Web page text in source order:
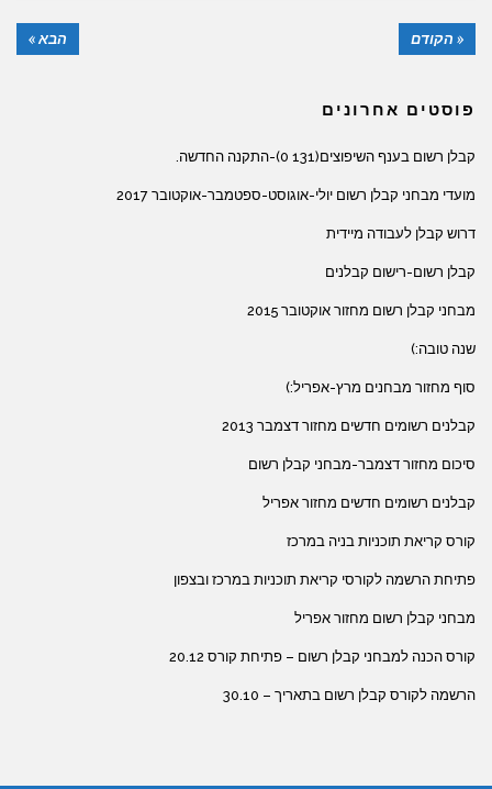
« הקודם הבא »
פוסטים אחרונים
קבלן רשום בענף השיפוצים(131 0)-התקנה החדשה.
מועדי מבחני קבלן רשום יולי-אוגוסט-ספטמבר-אוקטובר 2017
דרוש קבלן לעבודה מיידית
קבלן רשום-רישום קבלנים
מבחני קבלן רשום מחזור אוקטובר 2015
שנה טובה:)
סוף מחזור מבחנים מרץ-אפריל:)
קבלנים רשומים חדשים מחזור דצמבר 2013
סיכום מחזור דצמבר-מבחני קבלן רשום
קבלנים רשומים חדשים מחזור אפריל
קורס קריאת תוכניות בניה במרכז
פתיחת הרשמה לקורסי קריאת תוכניות במרכז ובצפון
מבחני קבלן רשום מחזור אפריל
קורס הכנה למבחני קבלן רשום – פתיחת קורס 20.12
הרשמה לקורס קבלן רשום בתאריך – 30.10